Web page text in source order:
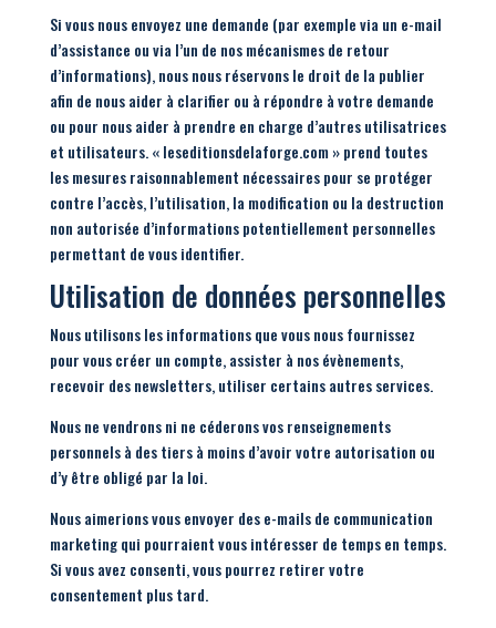
Si vous nous envoyez une demande (par exemple via un e-mail
d’assistance ou via l’un de nos mécanismes de retour
d’informations), nous nous réservons le droit de la publier
afin de nous aider à clarifier ou à répondre à votre demande
ou pour nous aider à prendre en charge d’autres utilisatrices
et utilisateurs. « leseditionsdelaforge.com » prend toutes
les mesures raisonnablement nécessaires pour se protéger
contre l’accès, l’utilisation, la modification ou la destruction
non autorisée d’informations potentiellement personnelles
permettant de vous identifier.
Utilisation de données personnelles
Nous utilisons les informations que vous nous fournissez
pour vous créer un compte, assister à nos évènements,
recevoir des newsletters, utiliser certains autres services.
Nous ne vendrons ni ne céderons vos renseignements
personnels à des tiers à moins d’avoir votre autorisation ou
d’y être obligé par la loi.
Nous aimerions vous envoyer des e-mails de communication
marketing qui pourraient vous intéresser de temps en temps.
Si vous avez consenti, vous pourrez retirer votre
consentement plus tard.